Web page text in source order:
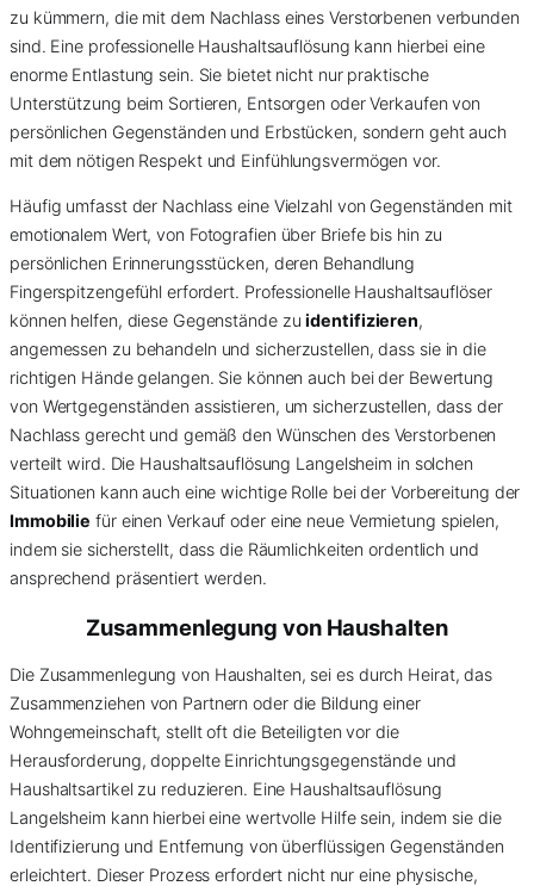
zu kümmern, die mit dem Nachlass eines Verstorbenen verbunden
sind. Eine professionelle Haushaltsauflösung kann hierbei eine
enorme Entlastung sein. Sie bietet nicht nur praktische
Unterstützung beim Sortieren, Entsorgen oder Verkaufen von
persönlichen Gegenständen und Erbstücken, sondern geht auch
mit dem nötigen Respekt und Einfühlungsvermögen vor.
Häufig umfasst der Nachlass eine Vielzahl von Gegenständen mit
emotionalem Wert, von Fotografien über Briefe bis hin zu
persönlichen Erinnerungsstücken, deren Behandlung
Fingerspitzengefühl erfordert. Professionelle Haushaltsauflöser
können helfen, diese Gegenstände zuidentifizieren,
angemessen zu behandeln und sicherzustellen, dass sie in die
richtigen Hände gelangen. Sie können auch bei der Bewertung
von Wertgegenständen assistieren, um sicherzustellen, dass der
Nachlass gerecht und gemäß den Wünschen des Verstorbenen
verteilt wird. Die Haushaltsauflösung Langelsheim in solchen
Situationen kann auch eine wichtige Rolle bei der Vorbereitung der
Immobilie für einen Verkauf oder eine neue Vermietung spielen,
indem sie sicherstellt, dass die Räumlichkeiten ordentlich und
ansprechend präsentiert werden.
Zusammenlegung von Haushalten
Die Zusammenlegung von Haushalten, sei es durch Heirat, das
Zusammenziehen von Partnern oder die Bildung einer
Wohngemeinschaft, stellt oft die Beteiligten vor die
Herausforderung, doppelte Einrichtungsgegenstände und
Haushaltsartikel zu reduzieren. Eine Haushaltsauflösung
Langelsheim kann hierbei eine wertvolle Hilfe sein, indem sie die
Identifizierung und Entfernung von überflüssigen Gegenständen
erleichtert. Dieser Prozess erfordert nicht nur eine physische,